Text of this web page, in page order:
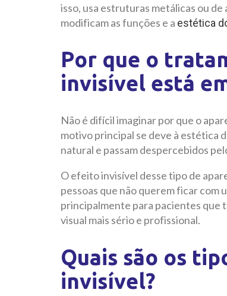
isso, usa estruturas metálicas ou
modificam as funções e a estética
Por que o
invisível está
Não é difícil imaginar por que o
motivo principal se deve à estética
natural e passam despercebidos
O efeito invisível desse tipo de
pessoas que não querem ficar com
principalmente para pacientes que
visual mais sério e profissional.
Quais são os
invisível?